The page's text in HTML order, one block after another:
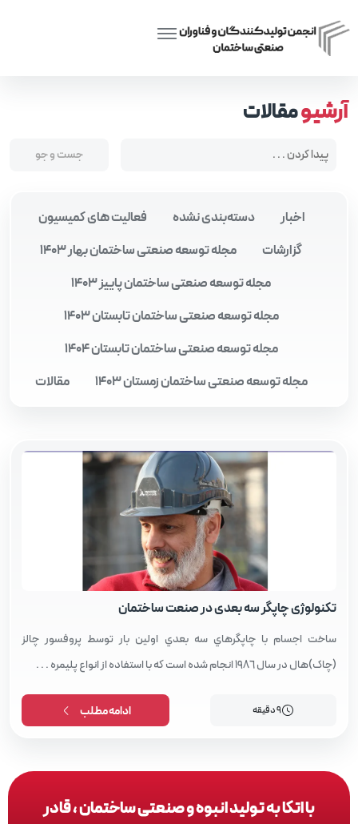
آرشیومقالات
اخبار دسته‌بندی نشده
فعالیت های کمیسیون
گزارشات
مجله توسعه صنعتی ساختمان بهار 1403
مجله توسعه صنعتی ساختمان پاییز 1403
مجله توسعه صنعتی ساختمان تابستان 1403
مجله توسعه صنعتی ساختمان تابستان 1404
مجله توسعه صنعتی ساختمان زمستان 1403
مقالات
تکنولوژی چاپگر سه بعدی در صنعت ساختمان
ساخت اجسام با چاپگرهاي سه بعدي اولين بار توسط پروفسور چالز
(چاك)‌هال در سال ١٩٨٦ انجام شده است كه با استفاده از انواع پليمره . . .
9 دقیقه ادامه مطلب
با اتکا به تولید انبوه و صنعتی ساختمان ، قادر